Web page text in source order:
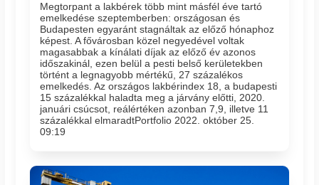
Megtorpant a lakbérek több mint másfél éve tartó
emelkedése szeptemberben: országosan és
Budapesten egyaránt stagnáltak az előző hónaphoz
képest. A fővárosban közel negyedével voltak
magasabbak a kínálati díjak az előző év azonos
időszakinál, ezen belül a pesti belső kerületekben
történt a legnagyobb mértékű, 27 százalékos
emelkedés. Az országos lakbérindex 18, a budapesti
15 százalékkal haladta meg a járvány előtti, 2020.
januári csúcsot, reálértéken azonban 7,9, illetve 11
százalékkal elmaradtPortfolio 2022. október 25.
09:19